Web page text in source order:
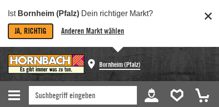
Ist Bornheim (Pfalz) Dein richtiger Markt?
JA, RICHTIG Anderen Markt wählen
Bornheim (Pfalz)